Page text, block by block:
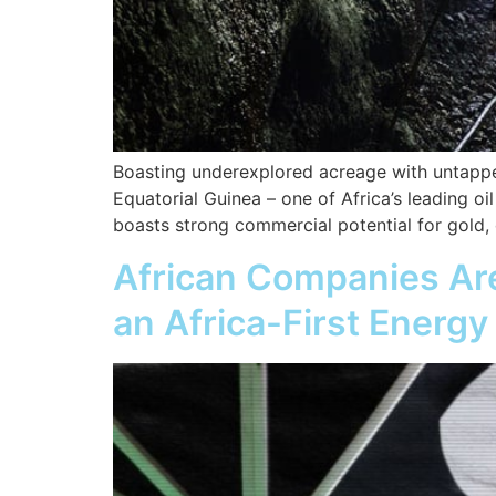
Boasting underexplored acreage with
Equatorial Guinea – one of Africa’s leading
boasts strong commercial potential for
African Companies
an Africa-First